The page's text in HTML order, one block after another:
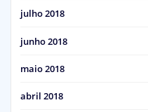
julho 2018
junho 2018
maio 2018
abril 2018